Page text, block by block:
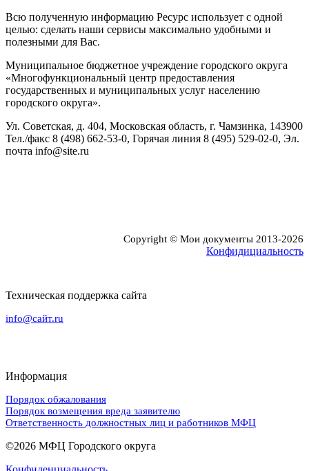
Всю полученную информацию Ресурс использует с одной
целью: сделать наши сервисы максимально удобными и
полезными для Вас.
Муниципальное бюджетное учреждение городского округа
«Многофункциональный центр предоставления
государственных и муниципальных услуг населению
городского округа».
Ул. Советская, д. 404, Московская область, г. Чамзинка, 143900
Тел./факс 8 (498) 662-53-0, Горячая линия 8 (495) 529-02-0, Эл.
почта info@site.ru
Copyright © Мои документы 2013-2026
Конфидициальность
Техническая поддержка сайта
info@сайт.ru
Информация
Порядок обжалования
Порядок возмещения вреда заявителю
Ответственность должностных лиц и работников МФЦ
©2026 МФЦ Городского округа